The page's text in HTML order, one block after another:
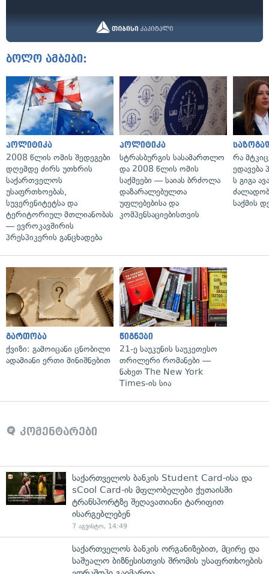
ბოლო ამბები:
პოლიტიკა
2008 წლის ომის შედეგები
დღემდე ძირს უთხრის
საქართველოს
უსაფრთხოებას,
სუვერენიტეტსა და
ტერიტორიულ მთლიანობას
— ევროკავშირის
პრესპიკერის განცხადება
პოლიტიკა
სტრასბურგის სასამართლო
და 2008 წლის ომის
საქმეები — საიას ბრძოლა
დაზარალებულთა
უფლებებისა და
კომპენსაციებისთვის
რა
ედავება
ს გიგა
საქმის
გართობა
ქვიზი: გამოიცანი ცნობილი
ადამიანი ერთი მინიშნებით
წიგნები
21-ე საუკუნის საუკეთესო
თრილერი რომანები —
ნახეთ The New York
Times-ის სია
კომენტარები
საქართველოს ბანკის Student Card-ისა და
sCool Card-ის მფლობელები ქუთაისში
ტრანსპორტზე შეღავათიანი ტარიფით
ისარგებლებენ
7 აგვისტო, 14:49
საქართველოს ბანკის ორგანიზებით, მცირე და
საშუალო ბიზნესისთვის შრომის უსაფრთხოების